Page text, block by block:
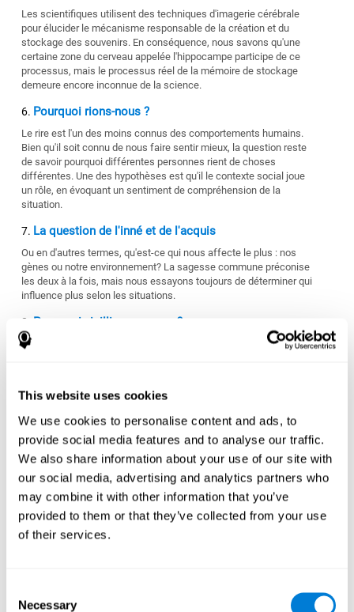
This website uses cookies
We use cookies to personalise content and ads, to
provide social media features and to analyse our traffic.
We also share information about your use of our site with
our social media, advertising and analytics partners who
may combine it with other information that you’ve
provided to them or that they’ve collected from your use
of their services.
Selection
Necessary
Les scientifiques utilisent des techniques d'imagerie cérébrale
pour élucider le mécanisme responsable de la création et du
stockage des souvenirs. En conséquence, nous savons qu'une
certaine zone du cerveau appelée l'hippocampe participe de ce
processus, mais le processus réel de la mémoire de stockage
demeure encore inconnue de la science.
Pourquoi rions-nous ?
Le rire est l'un des moins connus des comportements humains.
Bien qu'il soit connu de nous faire sentir mieux, la question reste
de savoir pourquoi différentes personnes rient de choses
différentes. Une des hypothèses est qu'il le contexte social joue
un rôle, en évoquant un sentiment de compréhension de la
situation.
La question de l'inné et de l'acquis
Ou en d'autres termes, qu'est-ce qui nous affecte le plus : nos
gènes ou notre environnement? La sagesse commune préconise
les deux à la fois, mais nous essayons toujours de déterminer qui
influence plus selon les situations.
Pourquoi vieillissons-nous ?
Le corsp humain naturellement comprend un mécanisme de lutte
raisons. 1. Le vieillissement est une partie de notre génétique et
est bénéfique dans une certaine mesure. 2. Le vieillissement n'a
pas de but et est amené à des dommages cellulaires accumulés
au cours de notre vie.
Pouvons-nous vivre éternellement ?
La réponse est probablement non, mais les scientifiques utilisent
des techniques de cryogénisation, en utilisant des températures
aussi basses que moins 160 degrés Celcius pour maintenir les
corps intacts jusqu'à ce que la science soit en mesure de trouver
Nous pourrions la sous-apprécier, mais notre capacité à percevoir